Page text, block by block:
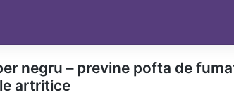
negru – previne pofta de
artritice